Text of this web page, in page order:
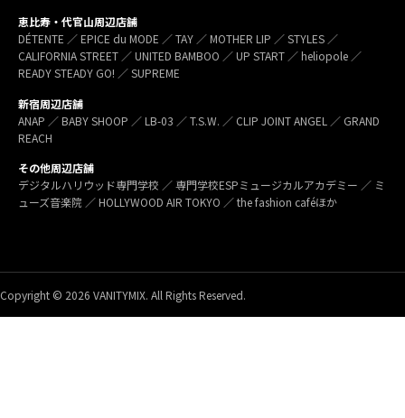
恵比寿・代官山周辺店舗
DÉTENTE ／ EPICE du MODE ／ TAY ／ MOTHER LIP ／ STYLES ／
CALIFORNIA STREET ／ UNITED BAMBOO ／ UP START ／ heliopole ／
READY STEADY GO! ／ SUPREME
新宿周辺店舗
ANAP ／ BABY SHOOP ／ LB-03 ／ T.S.W. ／ CLIP JOINT ANGEL ／ GRAND
REACH
その他周辺店舗
デジタルハリウッド専門学校 ／ 専門学校ESPミュージカルアカデミー ／ ミ
ューズ音楽院 ／ HOLLYWOOD AIR TOKYO ／ the fashion caféほか
Copyright © 2026 VANITYMIX. All Rights Reserved.